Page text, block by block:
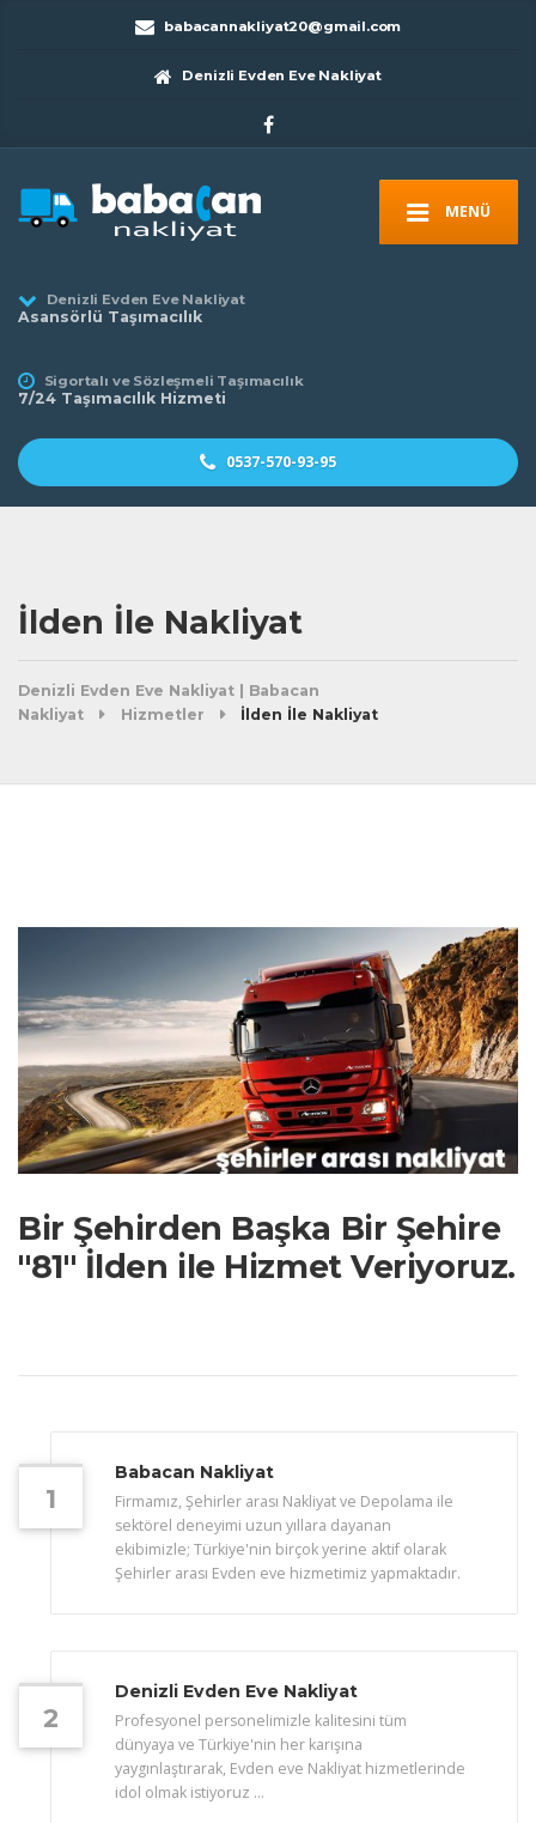
babacannakliyat20@gmail.com
Denizli Evden Eve Nakliyat
MENÜ
Denizli Evden Eve Nakliyat
Asansörlü Taşımacılık
Sigortalı ve Sözleşmeli Taşımacılık
7/24 Taşımacılık Hizmeti
0537-570-93-95
İlden İle Nakliyat
Denizli Evden Eve Nakliyat | Babacan
Nakliyat
Hizmetler İlden İle Nakliyat
Bir Şehirden Başka Bir Şehire
"81" İlden ile Hizmet Veriyoruz.
Babacan Nakliyat
Firmamız, Şehirler arası Nakliyat ve Depolama ile
sektörel deneyimi uzun yıllara dayanan
ekibimizle; Türkiye'nin birçok yerine aktif olarak
Şehirler arası Evden eve hizmetimiz yapmaktadır.
1
Denizli Evden Eve Nakliyat
Profesyonel personelimizle kalitesini tüm
dünyaya ve Türkiye'nin her karışına
yaygınlaştırarak, Evden eve Nakliyat hizmetlerinde
idol olmak istiyoruz …
2